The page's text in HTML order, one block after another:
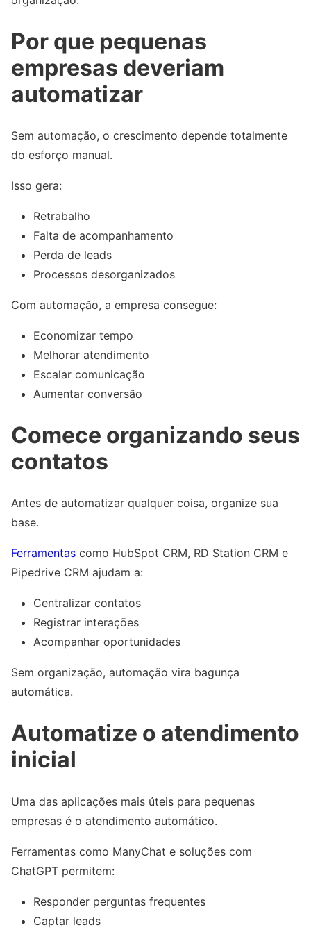
Por que pequenas
empresas deveriam
automatizar
Sem automação, o crescimento depende totalmente
do esforço manual.
Isso gera:
Retrabalho
Falta de acompanhamento
Perda de leads
Processos desorganizados
Com automação, a empresa consegue:
Economizar tempo
Melhorar atendimento
Escalar comunicação
Aumentar conversão
Comece organizando seus
contatos
Antes de automatizar qualquer coisa, organize sua
base.
Ferramentas como HubSpot CRM, RD Station CRM e
Pipedrive CRM ajudam a:
Centralizar contatos
Registrar interações
Acompanhar oportunidades
Sem organização, automação vira bagunça
automática.
Automatize o atendimento
inicial
Uma das aplicações mais úteis para pequenas
empresas é o atendimento automático.
Ferramentas como ManyChat e soluções com
ChatGPT permitem:
Responder perguntas frequentes
Captar leads